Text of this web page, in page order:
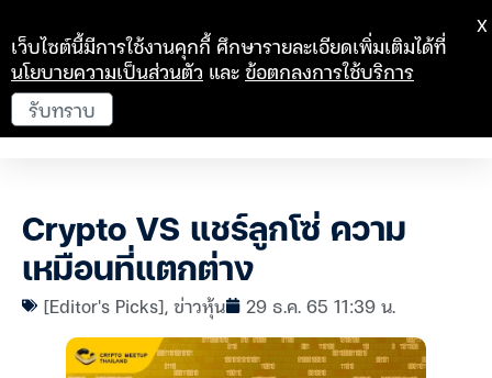
Crypto VS แชร์ลูกโซ่ ความ
เหมือนที่แตกต่าง
[Editor's Picks],ข่าวหุ้น 29 ธ.ค. 65 11:39 น.
เว็บไซต์นี้มีการใช้งานคุกกี้ ศึกษารายละเอียดเพิ่มเติมได้ที่
นโยบายความเป็นส่วนตัว และข้อตกลงการใช้บริการ
รับทราบ
X